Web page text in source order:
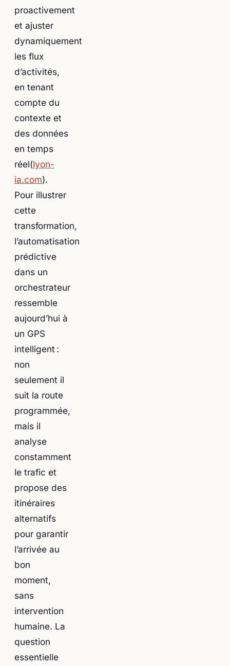
proactivement
et ajuster
dynamiquement
les flux
d’activités,
en tenant
compte du
contexte et
des données
en temps
réel(lyon-
ia.com).
Pour illustrer
cette
transformation,
l’automatisation
prédictive
dans un
orchestrateur
ressemble
aujourd’hui à
un GPS
intelligent :
non
seulement il
suit la route
programmée,
mais il
analyse
constamment
le trafic et
propose des
itinéraires
alternatifs
pour garantir
l’arrivée au
bon
moment,
sans
intervention
humaine. La
question
essentielle